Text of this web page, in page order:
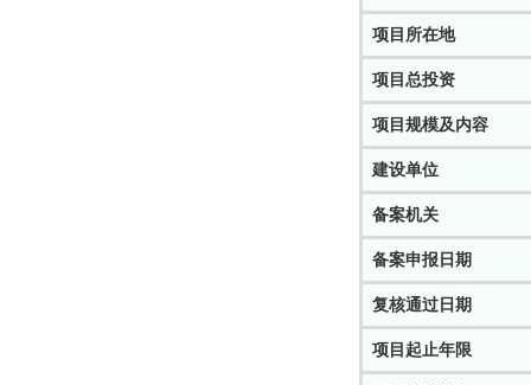
项目所在地
项目总投资
项目规模及内容
建设单位
备案机关
备案申报日期
复核通过日期
项目起止年限